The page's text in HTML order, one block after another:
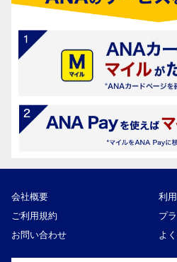
会社概要
利
ご利用規約
プ
お問い合わせ
よ